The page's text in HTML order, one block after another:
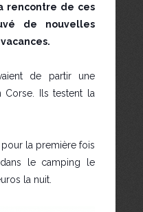
rencontre de ces
de nouvelles
de partir une
Ils testent la
pour la première fois
le camping le
la nuit.